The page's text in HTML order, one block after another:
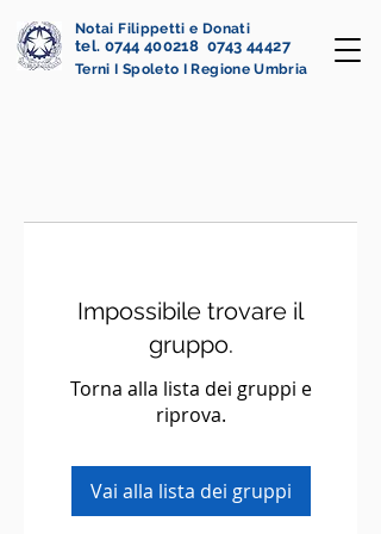
Notai Filippetti e Donati
tel. 0744 400218 0743 44427
Terni I Spoleto I Regione Umbria
Impossibile trovare il
gruppo.
Torna alla lista dei gruppi e
riprova.
Vai alla lista dei gruppi